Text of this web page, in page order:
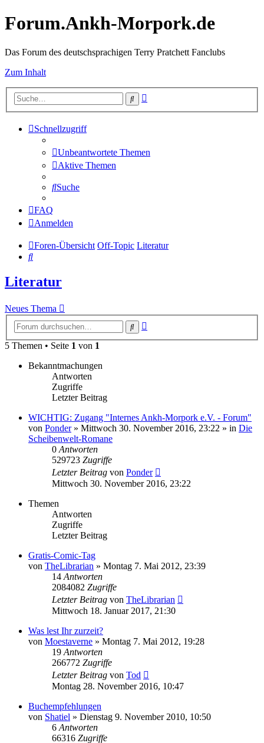
Forum.Ankh-Morpork.de
Das Forum des deutschsprachigen Terry Pratchett Fanclubs
Zum Inhalt
Suche
Schnellzugriff
Unbeantwortete Themen
Aktive Themen
Suche
FAQ
Anmelden
Foren-Übersicht Off-Topic Literatur
Suche
Literatur
Neues Thema
Suche
5 Themen • Seite 1 von 1
Bekanntmachungen
Antworten
Zugriffe
Letzter Beitrag
WICHTIG: Zugang "Internes Ankh-Morpork e.V. - Forum"
von Ponder» Mittwoch 30. November 2016, 23:22 » in Die
Scheibenwelt-Romane
0 Antworten
529723 Zugriffe
Letzter Beitrag von Ponder
Mittwoch 30. November 2016, 23:22
Themen
Antworten
Zugriffe
Letzter Beitrag
Gratis-Comic-Tag
von TheLibrarian » Montag 7. Mai 2012, 23:39
14 Antworten
2084082 Zugriffe
Letzter Beitrag von TheLibrarian
Mittwoch 18. Januar 2017, 21:30
Was lest Ihr zurzeit?
von Moestaverne » Montag 7. Mai 2012, 19:28
19 Antworten
266772 Zugriffe
Letzter Beitrag von Tod
Montag 28. November 2016, 10:47
Buchempfehlungen
von Shatiel » Dienstag 9. November 2010, 10:50
6 Antworten
66316 Zugriffe